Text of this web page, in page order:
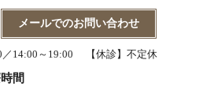
メールでのお問い合わせ
／14:00～19:00 【休診】不定休
間